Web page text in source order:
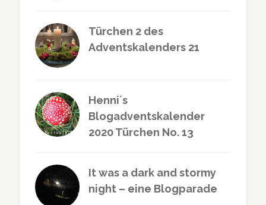
Türchen 2 des
Adventskalenders 21
Henni´s
Blogadventskalender
2020 Türchen No. 13
It was a dark and stormy
night – eine Blogparade